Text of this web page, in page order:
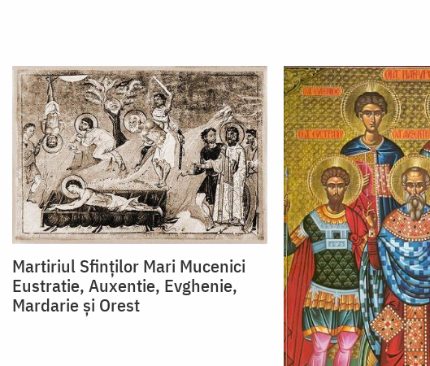
Martiriul Sfinților Mari Mucenici
Eustratie, Auxentie, Evghenie,
Mardarie și Orest